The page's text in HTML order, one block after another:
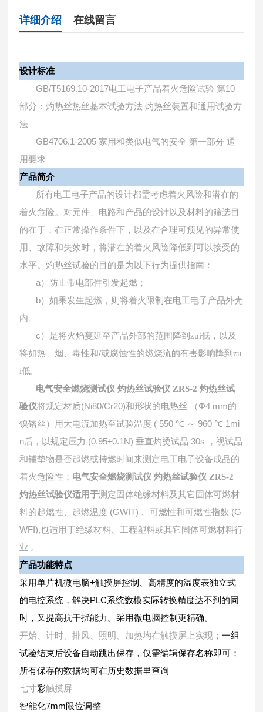
详细介绍 在线留言
设计标准
GB/T5169.10-2017电工电子产品着火危险试验 第10
部分：灼热丝热丝基本试验方法 灼热丝装置和通用试验方
法
GB4706.1-2005 家用和类似电气的安全 第一部分 通
用要求
产品简介
所有电工电子产品的设计都需考虑着火风险和潜在的
着火危险。对元件、电路和产品的设计以及材料的筛选目
的在于，在正常操作条件下，以及在合理可预见的异常使
用、故障和失效时，将潜在的着火风险降低到可以接受的
水平。灼热丝试验的目的是为以下行为提供指南：
a）防止带电部件引发起燃；
b）如果发生起燃，则将着火限制在电工电子产品外壳
内。
c）是将火焰蔓延至产品外部的范围降到zui低，以及
将如热、烟、毒性和/或腐蚀性的燃烧流的有害影响降到zu
i低。
电气安全燃烧测试仪 灼热丝试验仪 ZRS-2 灼热丝试
验仪将规定材质(Ni80/Cr20)和形状的电热丝 （Φ4 mm的
镍铬丝）用大电流加热至试验温度 ( 550 ℃ ～ 960 ℃ 1mi
n后，以规定压力 (0.95±0.1N)垂直灼烫试品 30s
，视试品
和铺垫物是否起燃或持燃时间来测定电工电子设备成品的
着火危险性； 电气安全燃烧测试仪 灼热丝试验仪 ZRS-2
灼热丝试验仪适用于测定固体绝缘材料及其它固体可燃材
料的起燃性、起燃温度 (GWIT) 、可燃性和可燃性指数 (G
WFI),也适用于绝缘材料、工程塑料或其它固体可燃材料行
业 。
产品功能特点
采用单片机微电脑+触摸屏控制、高精度的温度表独立式
的电控系统，解决PLC系统数模实际转换精度达不到的同
时，又提高抗干扰能力。采用微电脑控制更精确。
开始、计时、排风、照明、加热均在触摸屏上实现；一组
试验结束后设备自动跳出保存，仅需编辑保存名称即可；
所有保存的数据均可在历史数据里查询
七寸彩触摸屏
智能化7mm限位调整